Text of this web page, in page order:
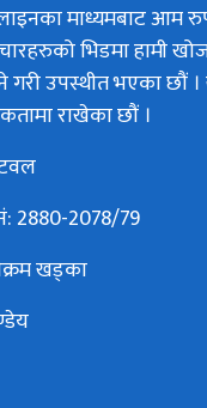
माध्यमबाट आम
भिडमा हामी
गरी उपस्थीत भएका छौं
राखेका छौं ।
2880-2078/79
खड्का